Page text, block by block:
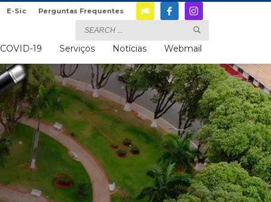
E-Sic Perguntas Frequentes
COVID-19 Serviços Notícias Webmail